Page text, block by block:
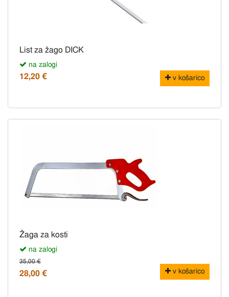
List za žago DICK
na zalogi
12,20 € v košarico
Žaga za kosti
na zalogi
35,00 €
28,00 € v košarico